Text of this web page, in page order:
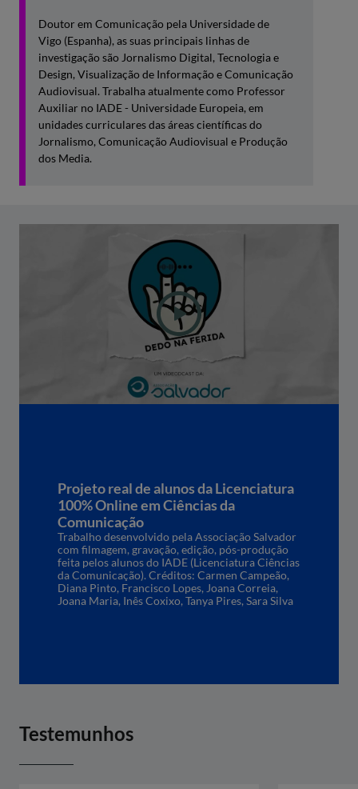
Doutor em Comunicação pela Universidade de
Vigo (Espanha), as suas principais linhas de
investigação são Jornalismo Digital, Tecnologia e
Design, Visualização de Informação e Comunicação
Audiovisual. Trabalha atualmente como Professor
Auxiliar no IADE - Universidade Europeia, em
unidades curriculares das áreas científicas do
Jornalismo, Comunicação Audiovisual e Produção
dos Media.
Projeto real de alunos da Licenciatura
100% Online em Ciências da
Comunicação
Trabalho desenvolvido pela Associação Salvador
com filmagem, gravação, edição, pós-produção
feita pelos alunos do IADE (Licenciatura Ciências
da Comunicação). Créditos: Carmen Campeão,
Diana Pinto, Francisco Lopes, Joana Correia,
Joana Maria, Inês Coxixo, Tanya Pires, Sara Silva
Testemunhos